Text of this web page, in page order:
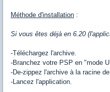
Méthode d'installation :
Si vous êtes déjà en 6.20
-Téléchargez l'archive.
-Branchez votre PSP en "mode
-De-zippez l'archive à la racine
-Lancez l'application.